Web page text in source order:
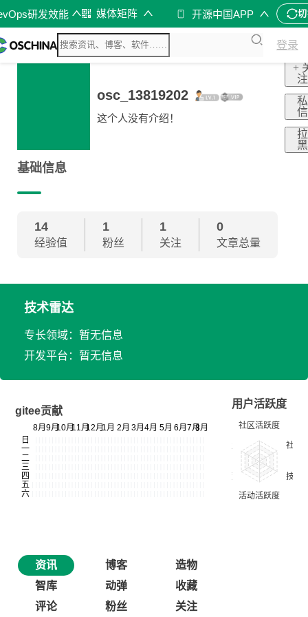
研发效能 媒体矩阵 开源中国APP
登录
osc_13819202
这个人没有介绍！
+
注
私
信
拉
黑
基础信息
14
经验值
1
粉丝
1
关注
0
文章总量
技术雷达
专长领域：暂无信息
开发平台：暂无信息
gitee贡献
用户活跃度
资讯 博客
造物
智库
动弹
收藏
评论
粉丝 关注